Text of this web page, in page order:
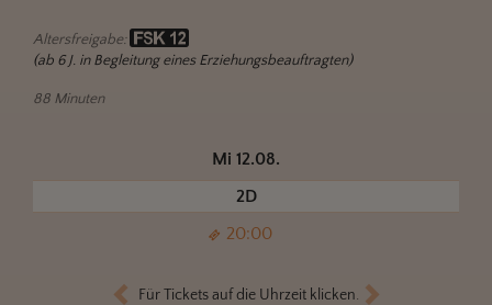
Altersfreigabe:
(ab 6 J. in Begleitung eines Erziehungsbeauftragten)
88 Minuten
Mi 12.08.
2D
20:00
Für Tickets auf die Uhrzeit klicken.